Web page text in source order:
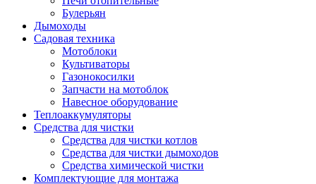
Булерьян
Дымоходы
Садовая техника
Мотоблоки
Культиваторы
Газонокосилки
Запчасти на мотоблок
Навесное оборудование
Теплоаккумуляторы
Средства для чистки
Средства для чистки котлов
Средства для чистки дымоходов
Средства химической чистки
Комплектующие для монтажа